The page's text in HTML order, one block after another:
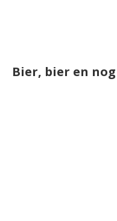
Bier, bier en